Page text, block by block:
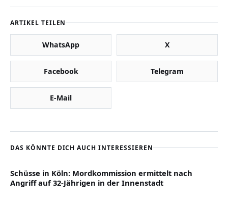
ARTIKEL TEILEN
WhatsApp X
Facebook Telegram
E-Mail
DAS KÖNNTE DICH AUCH INTERESSIEREN
Schüsse in Köln: Mordkommission ermittelt nach
Angriff auf 32-Jährigen in der Innenstadt